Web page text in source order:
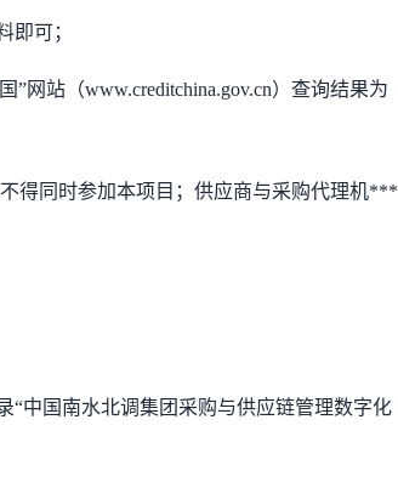
即可；
网站（www.creditchina.gov.cn）查询结果为
得同时参加本项目；供应商与采购代理机***
“中国南水北调集团采购与供应链管理数字化